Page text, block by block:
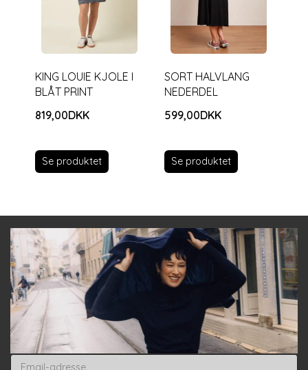
KING LOUIE KJOLE I
BLÅT PRINT
819,00DKK
Se produktet
SORT HALVLANG
NEDERDEL
599,00DKK
Se produktet
Email-